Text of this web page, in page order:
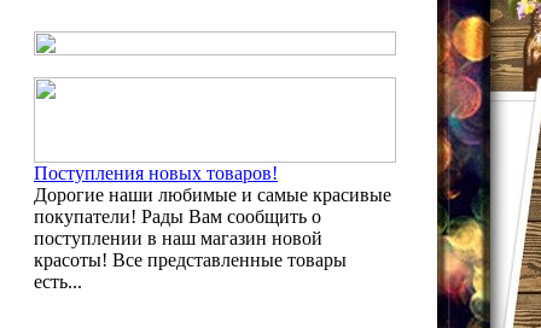
Поступления новых товаров!
Дорогие наши любимые и самые красивые
покупатели! Рады Вам сообщить о
поступлении в наш магазин новой
красоты! Все представленные товары
есть...